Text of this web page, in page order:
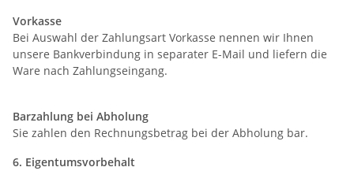
Vorkasse
Bei Auswahl der Zahlungsart Vorkasse nennen wir Ihnen
unsere Bankverbindung in separater E-Mail und liefern die
Ware nach Zahlungseingang.
Barzahlung bei Abholung
Sie zahlen den Rechnungsbetrag bei der Abholung bar.
6. Eigentumsvorbehalt